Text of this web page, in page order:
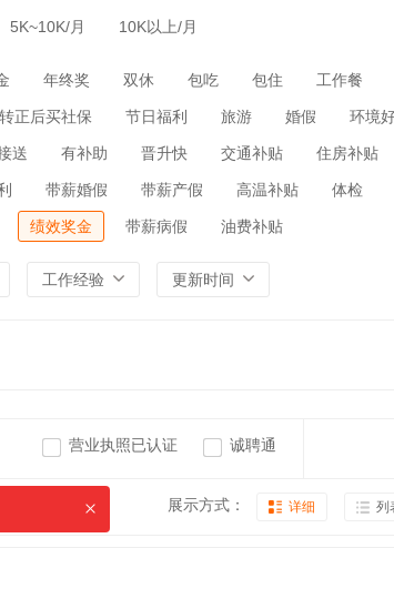
5K~10K/月 10K以上/月
年终奖 双休 包吃 包住 工作餐
转正后买社保 节日福利 旅游 婚假 环境
送 有补助 晋升快 交通补贴 住房补贴
带薪婚假 带薪产假 高温补贴 体检
绩效奖金 带薪病假 油费补贴
工作经验 更新时间
营业执照已认证 诚聘通
展示方式： 详细 列